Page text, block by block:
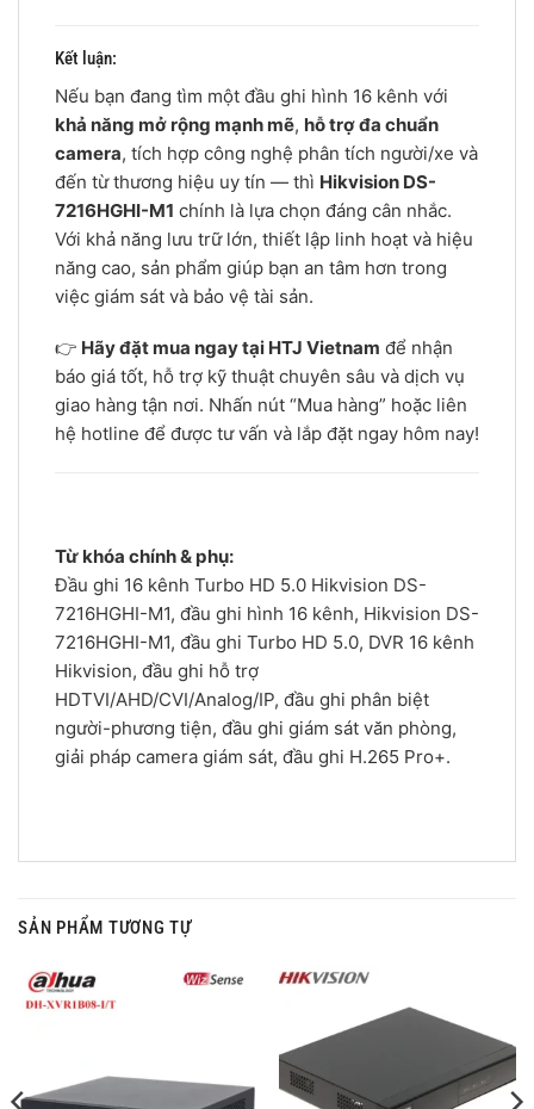
Kết luận:
Nếu bạn đang tìm một đầu ghi hình 16 kênh với
khả năng mở rộng mạnh mẽ, hỗ trợ đa chuẩn
camera, tích hợp công nghệ phân tích người/xe và
đến từ thương hiệu uy tín — thì Hikvision DS-
7216HGHI-M1 chính là lựa chọn đáng cân nhắc.
Với khả năng lưu trữ lớn, thiết lập linh hoạt và hiệu
năng cao, sản phẩm giúp bạn an tâm hơn trong
việc giám sát và bảo vệ tài sản.
👉 Hãy đặt mua ngay tại HTJ Vietnam để nhận
báo giá tốt, hỗ trợ kỹ thuật chuyên sâu và dịch vụ
giao hàng tận nơi. Nhấn nút “Mua hàng” hoặc liên
hệ hotline để được tư vấn và lắp đặt ngay hôm nay!
Từ khóa chính & phụ:
Đầu ghi 16 kênh Turbo HD 5.0 Hikvision DS-
7216HGHI-M1, đầu ghi hình 16 kênh, Hikvision DS-
7216HGHI-M1, đầu ghi Turbo HD 5.0, DVR 16 kênh
Hikvision, đầu ghi hỗ trợ
HDTVI/AHD/CVI/Analog/IP, đầu ghi phân biệt
người-phương tiện, đầu ghi giám sát văn phòng,
giải pháp camera giám sát, đầu ghi H.265 Pro+.
SẢN PHẨM TƯƠNG TỰ